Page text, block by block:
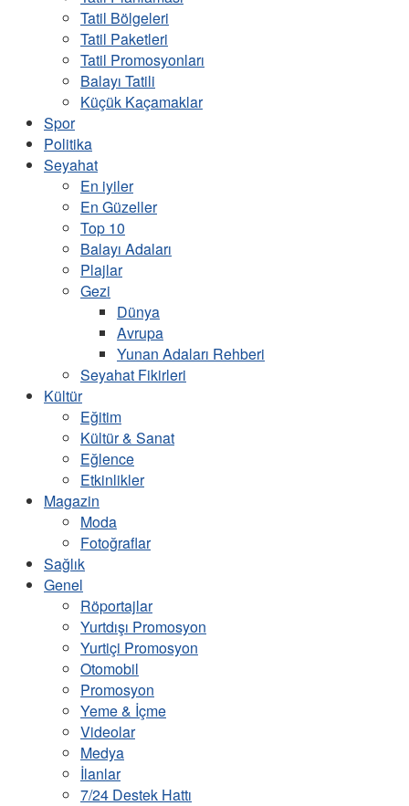
Tatil Bölgeleri
Tatil Paketleri
Tatil Promosyonları
Balayı Tatili
Küçük Kaçamaklar
Spor
Politika
Seyahat
En iyiler
En Güzeller
Top 10
Balayı Adaları
Plajlar
Gezi
Dünya
Avrupa
Yunan Adaları Rehberi
Seyahat Fikirleri
Kültür
Eğitim
Kültür & Sanat
Eğlence
Etkinlikler
Magazin
Moda
Fotoğraflar
Sağlık
Genel
Röportajlar
Yurtdışı Promosyon
Yurtiçi Promosyon
Otomobil
Promosyon
Yeme & İçme
Videolar
Medya
İlanlar
7/24 Destek Hattı